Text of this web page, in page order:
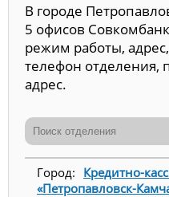
В городе
5 офисов
режим работы,
телефон отделения,
адрес.
Кредитно-
«Петропавловск-